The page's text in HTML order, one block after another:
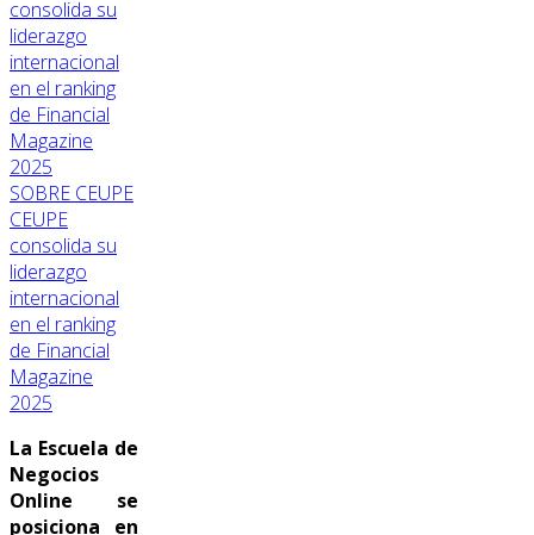
SOBRE CEUPE
CEUPE
consolida su
liderazgo
internacional
en el ranking
de Financial
Magazine
2025
La Escuela de
Negocios
Online se
posiciona en